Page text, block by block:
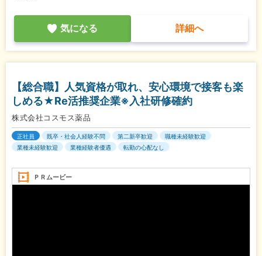
気になる 詳細へ
【総合職】人気資格が取れ、安心環境で接客も楽
しめる★Re活推奨企業※入社研修確約
株式会社コスモス薬品
正社員 既卒・社会人経験不問 第二新卒歓迎
職種未経験歓迎
業種未経験歓迎
業種経験者優遇 転勤の心配なし
ＰＲムービー